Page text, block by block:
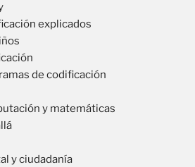
explicados
de codificación
y matemáticas
y ciudadanía